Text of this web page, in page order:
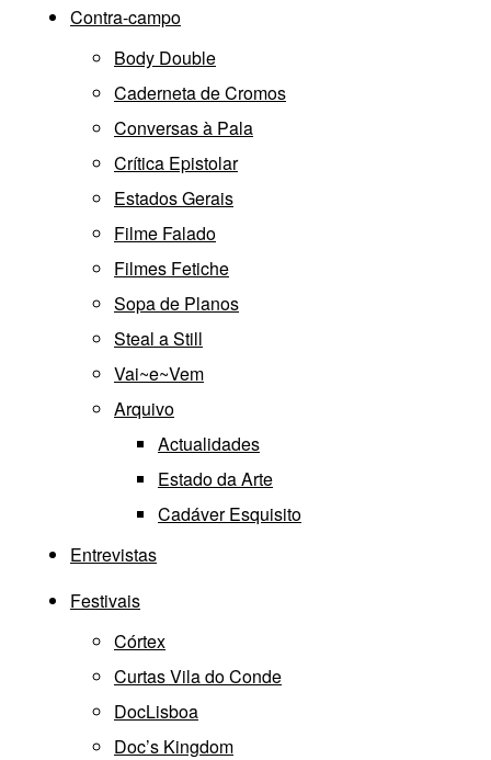
Contra-campo
Body Double
Caderneta de Cromos
Conversas à Pala
Crítica Epistolar
Estados Gerais
Filme Falado
Filmes Fetiche
Sopa de Planos
Steal a Still
Vai~e~Vem
Arquivo
Actualidades
Estado da Arte
Cadáver Esquisito
Entrevistas
Festivais
Córtex
Curtas Vila do Conde
DocLisboa
Doc’s Kingdom